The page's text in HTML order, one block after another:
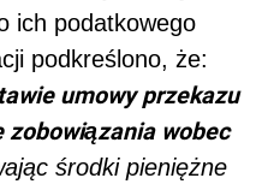
ich podatkowego
podkreślono, że:
umowy przekazu
zobowiązania wobec
środki pieniężne